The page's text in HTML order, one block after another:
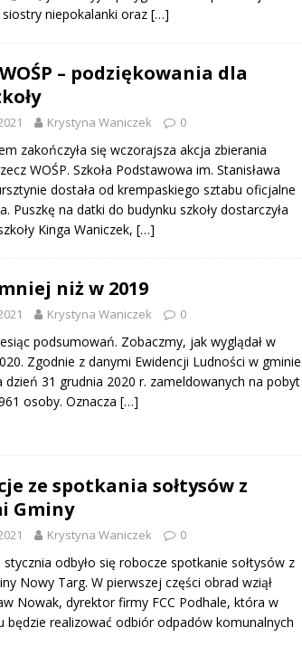
niepokalanki oraz […]
WOŚP – podziękowania dla
Krystyna Waniczek 0
zakończyła się wczorajsza akcja zbierania
WOŚP. Szkoła Podstawowa im. Stanisława
dostała od krempaskiego sztabu oficjalne
Puszkę na datki do budynku szkoły dostarczyła
Kinga Waniczek, […]
niż w 2019
Krystyna Waniczek 0
podsumowań. Zobaczmy, jak wyglądał w
Zgodnie z danymi Ewidencji Ludności w gminie
dzień 31 grudnia 2020 r. zameldowanych na pobyt
osoby. Oznacza […]
ze spotkania sołtysów z
Gminy
Krystyna Waniczek 0
odbyło się robocze spotkanie sołtysów z
Nowy Targ. W pierwszej części obrad wziął
Nowak, dyrektor firmy FCC Podhale, która w
będzie realizować odbiór odpadów komunalnych